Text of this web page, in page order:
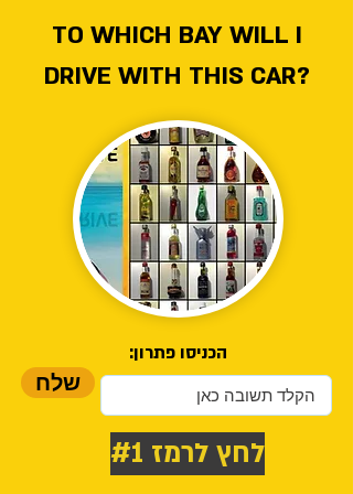
TO WHICH BAY WILL I
DRIVE WITH THIS CAR?
שלח
הכניסו פתרון:
לחץ לרמז #1